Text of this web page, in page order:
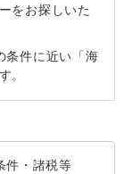
をお探しいた
条件に近い「海
。
件・諸税等